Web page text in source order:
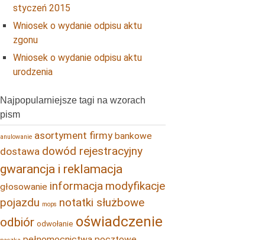
styczeń 2015
Wniosek o wydanie odpisu aktu
zgonu
Wniosek o wydanie odpisu aktu
urodzenia
Najpopularniejsze tagi na wzorach
pism
anulowanie asortyment firmy bankowe
dostawa dowód rejestracyjny
gwarancja i reklamacja
głosowanie informacja modyfikacje
pojazdu mops notatki służbowe
odbiór odwołanie oświadczenie